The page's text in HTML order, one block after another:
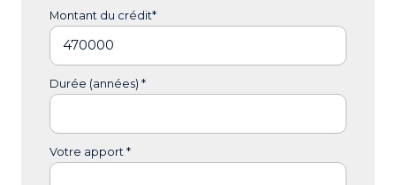
Montant du crédit*
Durée (années) *
Votre apport *